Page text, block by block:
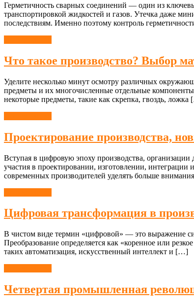
Герметичность сварных соединений — один из
транспортировкой жидкостей и газов. Утечка даже
последствиям. Именно поэтому контроль
Что такое производство? Выбор
Уделите несколько минут осмотру различных
предметы и их многочисленные отдельные
некоторые предметы, такие как скрепка, гвоздь,
Проектирование производства,
Вступая в цифровую эпоху производства,
участия в проектировании, изготовлении,
современных производителей уделять больше
Цифровая трансформация в
В чистом виде термин «цифровой» — это выражение
Преобразование определяется как «коренное или
таких автоматизация, искусственный интеллект и […]
Четвертая промышленная